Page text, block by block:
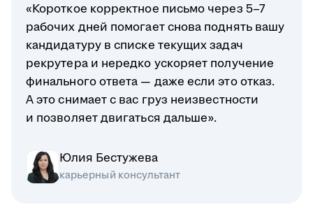
«Короткое корректное письмо через 5–7
рабочих дней помогает снова поднять вашу
кандидатуру в списке текущих задач
рекрутера и нередко ускоряет получение
финального ответа — даже если это отказ.
А это снимает с вас груз неизвестности
и позволяет двигаться дальше».
Юлия Бестужева
карьерный консультант